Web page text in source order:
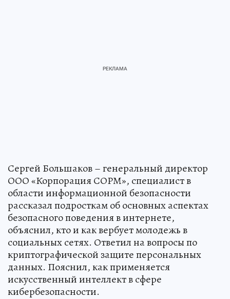
Сергей Большаков – генеральный директор
ООО «Корпорация СОРМ», специалист в
области информационной безопасности
рассказал подросткам об основных аспектах
безопасного поведения в интернете,
объяснил, кто и как вербует молодежь в
социальных сетях. Ответил на вопросы по
криптографической защите персональных
данных. Пояснил, как применяется
искусственный интеллект в сфере
кибербезопасности.